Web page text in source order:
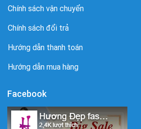
Chính sách vận chuyển
Chính sách đổi trả
Hướng dẫn thanh toán
Hướng dẫn mua hàng
Facebook